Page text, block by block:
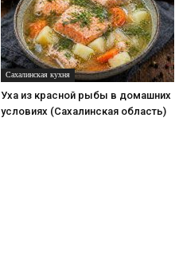
Сахалинская кухня
Уха из красной рыбы в домашних
условиях (Сахалинская область)